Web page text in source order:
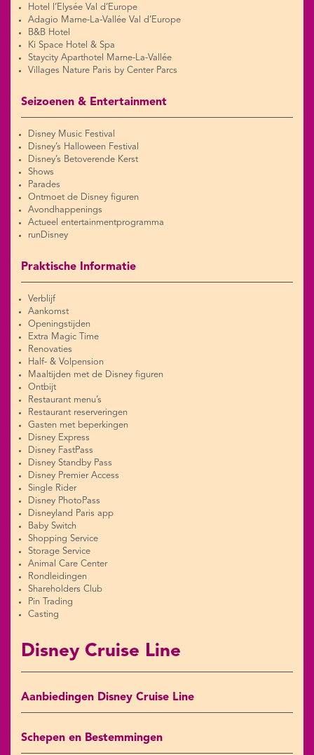
Hotel l’Elysée Val d’Europe
Adagio Marne-La-Vallée Val d’Europe
B&B Hotel
Ki Space Hotel & Spa
Staycity Aparthotel Marne-La-Vallée
Villages Nature Paris by Center Parcs
Seizoenen & Entertainment
Disney Music Festival
Disney’s Halloween Festival
Disney’s Betoverende Kerst
Shows
Parades
Ontmoet de Disney figuren
Avondhappenings
Actueel entertainmentprogramma
runDisney
Praktische Informatie
Verblijf
Aankomst
Openingstijden
Extra Magic Time
Renovaties
Half- & Volpension
Maaltijden met de Disney figuren
Ontbijt
Restaurant menu’s
Restaurant reserveringen
Gasten met beperkingen
Disney Express
Disney FastPass
Disney Standby Pass
Disney Premier Access
Single Rider
Disney PhotoPass
Disneyland Paris app
Baby Switch
Shopping Service
Storage Service
Animal Care Center
Rondleidingen
Shareholders Club
Pin Trading
Casting
Disney Cruise Line
Aanbiedingen Disney Cruise Line
Schepen en Bestemmingen